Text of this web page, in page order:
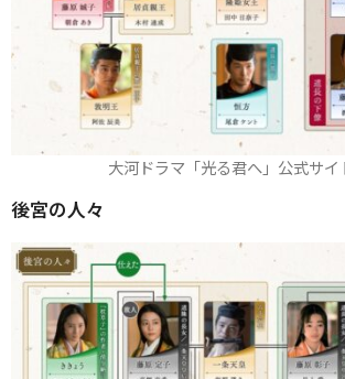
大河ドラマ「光る君へ」公式サイ
後宮の人々